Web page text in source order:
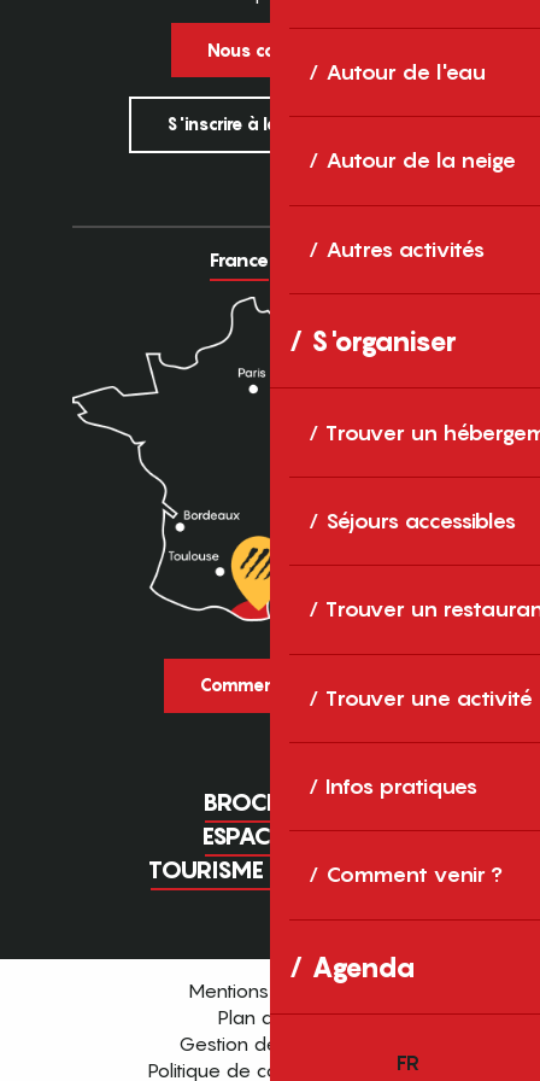
Autour de l'eau
Autour de la neige
Autres activités
S'organiser
Trouver un
Séjours accessibles
Trouver un
Trouver une activité
Infos pratiques
Comment venir ?
Agenda
FR
Nous contacter
S'inscrire à la newsletter
France Europe
Comment venir ?
BROCHURES
ESPACE PRO
TOURISME D'AFFAIRES
Mentions légales
Plan du site
Gestion des cookies
Politique de confidentialité